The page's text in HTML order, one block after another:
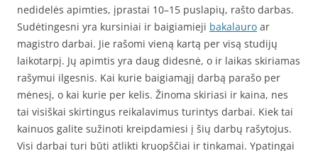
nedidelės apimties, įprastai 10–15 puslapių, rašto darbas.
Sudėtingesni yra kursiniai ir baigiamieji bakalauro ar
magistro darbai. Jie rašomi vieną kartą per visą studijų
laikotarpį. Jų apimtis yra daug didesnė, o ir laikas skiriamas
rašymui ilgesnis. Kai kurie baigiamąjį darbą parašo per
mėnesį, o kai kurie per kelis. Žinoma skiriasi ir kaina, nes
tai visiškai skirtingus reikalavimus turintys darbai. Kiek tai
kainuos galite sužinoti kreipdamiesi į šių darbų rašytojus.
Visi darbai turi būti atlikti kruopščiai ir tinkamai. Ypatingai